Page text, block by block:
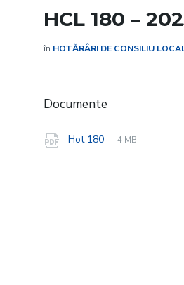
HCL 180 –
în HOTĂRÂRI DE CONSILIU
Documente
Hot 180
File
pdf
File
4 MB